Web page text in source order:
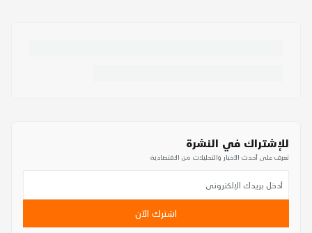
للإشتراك في النشرة
تعرف على أحدث الأخبار والتحليلات من الاقتصادية
اشترك الآن